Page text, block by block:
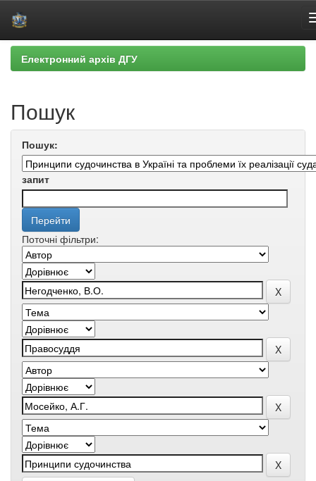
Skip
navigation
Електронний архів ДГУ
Пошук
Пошук:
запит
Поточні фільтри: